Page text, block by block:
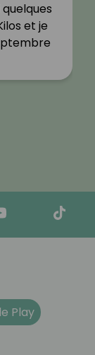
quelques
et je
Play